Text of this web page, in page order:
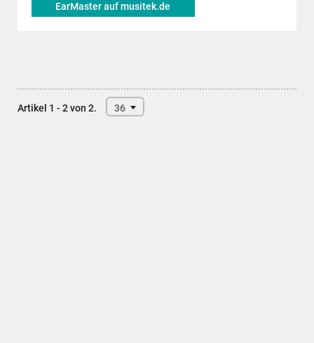
EarMaster auf musitek.de
Artikel 1 - 2 von 2. 36